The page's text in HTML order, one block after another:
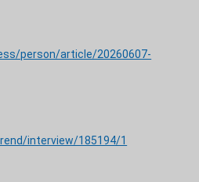
person/article/20260607-
interview/185194/1